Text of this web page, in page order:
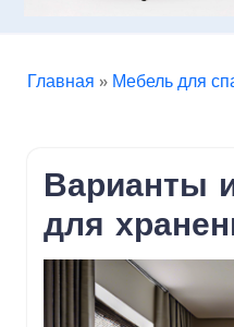
Главная » Мебель для
Варианты
для